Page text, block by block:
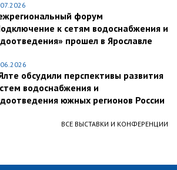
форум
к сетям водоснабжения и
прошел в Ярославле
обсудили перспективы развития
водоснабжения и
южных регионов России
ВСЕ ВЫСТАВКИ И КОНФЕРЕНЦИИ